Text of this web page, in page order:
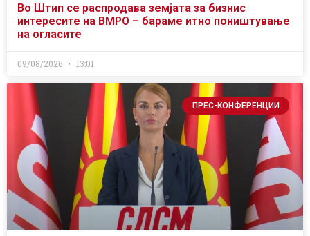
Во Штип се распродава земјата за бизнис
интересите на ВМРО – бараме итно поништување
на огласите
09/08/2026 13:01
ПРЕС-КОНФЕРЕНЦИИ